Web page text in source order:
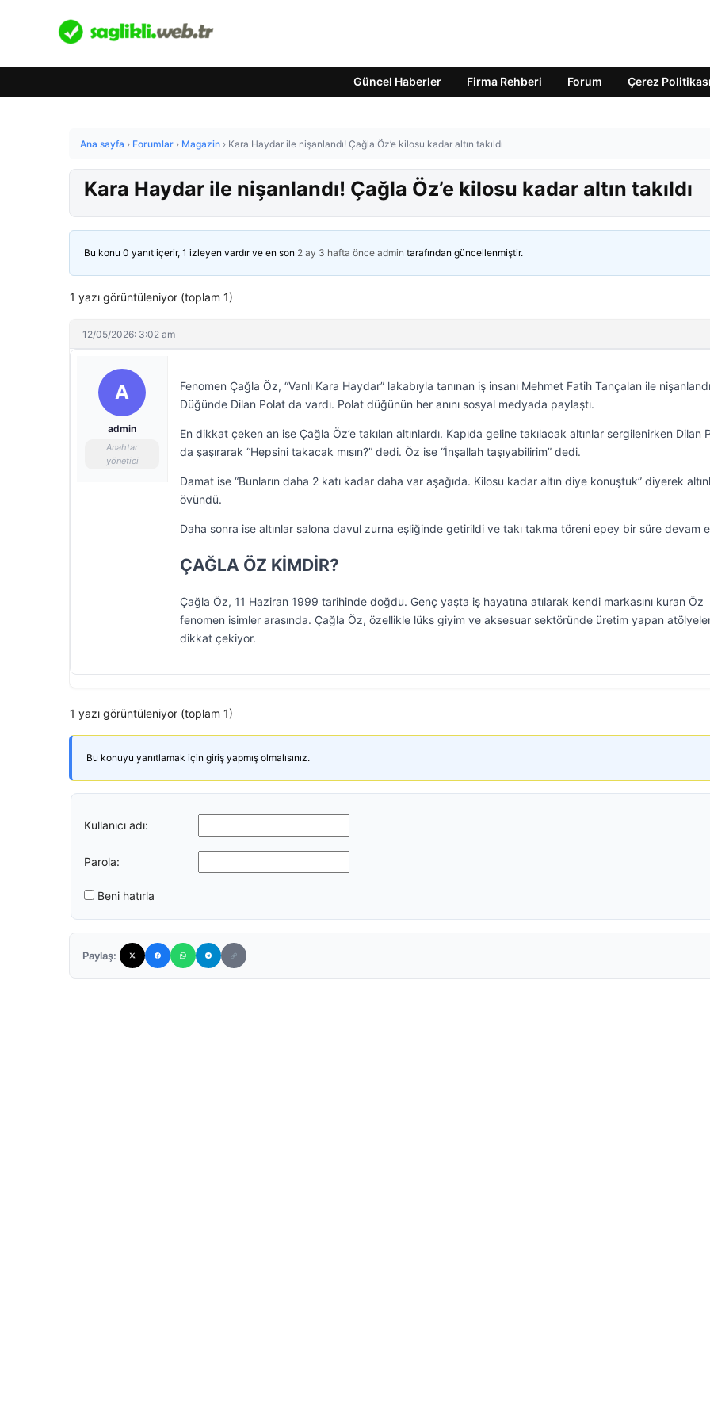
Güncel Haberler Firma Rehberi Forum Çerez Politikası
Ana sayfa › Forumlar › Magazin › Kara Haydar ile nişanlandı! Çağla Öz’e kilosu kadar altın takıldı
Kara Haydar ile nişanlandı! Çağla Öz’e kilosu kadar altın takıldı
Bu konu 0 yanıt içerir, 1 izleyen vardır ve en son 2 ay 3 hafta önce admin tarafından güncellenmiştir.
1 yazı görüntüleniyor (toplam 1)
12/05/2026: 3:02 am
A
admin
Anahtar
yönetici
Fenomen Çağla Öz, “Vanlı Kara Haydar” lakabıyla tanınan iş insanı Mehmet Fatih Tançalan ile
Düğünde Dilan Polat da vardı. Polat düğünün her anını sosyal medyada paylaştı.
En dikkat çeken an ise Çağla Öz’e takılan altınlardı. Kapıda geline takılacak altınlar sergilenirken Dilan
da şaşırarak “Hepsini takacak mısın?” dedi. Öz ise “İnşallah taşıyabilirim” dedi.
Damat ise “Bunların daha 2 katı kadar daha var aşağıda. Kilosu kadar altın diye konuştuk” diyerek
övündü.
Daha sonra ise altınlar salona davul zurna eşliğinde getirildi ve takı takma töreni epey bir süre devam
ÇAĞLA ÖZ KİMDİR?
Çağla Öz, 11 Haziran 1999 tarihinde doğdu. Genç yaşta iş hayatına atılarak kendi markasını kuran Öz
fenomen isimler arasında. Çağla Öz, özellikle lüks giyim ve aksesuar sektöründe üretim yapan
dikkat çekiyor.
1 yazı görüntüleniyor (toplam 1)
Bu konuyu yanıtlamak için giriş yapmış olmalısınız.
Kullanıcı adı:
Parola:
Beni hatırla
Paylaş: